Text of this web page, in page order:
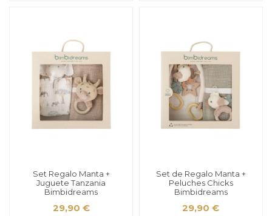
Set Regalo Manta +
Juguete Tanzania
Bimbidreams
29,90 €
Set de Regalo Manta +
Peluches Chicks
Bimbidreams
29,90 €